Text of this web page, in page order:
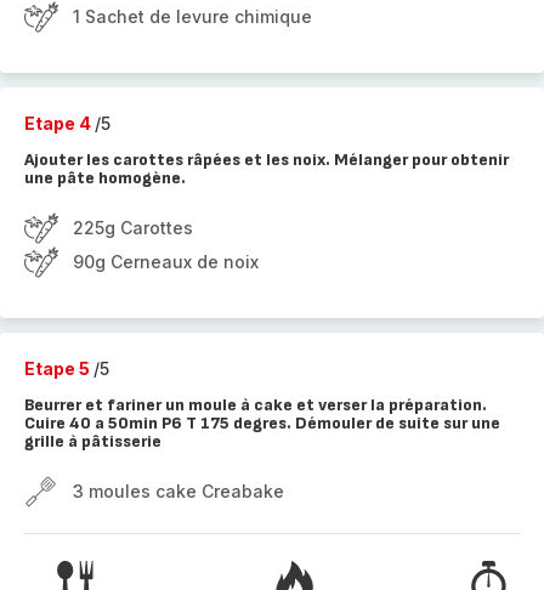
1 Sachet de levure chimique
Etape 4 /5
Ajouter les carottes râpées et les noix. Mélanger pour obtenir
une pâte homogène.
225g Carottes
90g Cerneaux de noix
Etape 5 /5
Beurrer et fariner un moule à cake et verser la préparation.
Cuire 40 a 50min P6 T 175 degres. Démouler de suite sur une
grille à pâtisserie
3 moules cake Creabake